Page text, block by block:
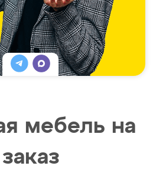
мебель на
заказ